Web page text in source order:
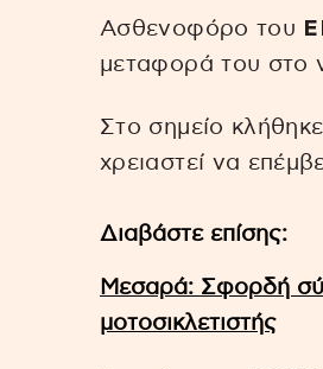
Ασθενοφόρο του
μεταφορά του στο
Στο σημείο
χρειαστεί να
Διαβάστε επίσης:
Μεσαρά: Σφορδή
μοτοσικλετιστής